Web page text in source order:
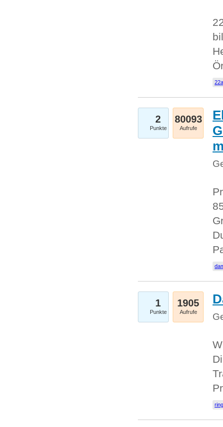
2
Punkte
80093
Aufrufe
1
Punkte
1905
Aufrufe
ring